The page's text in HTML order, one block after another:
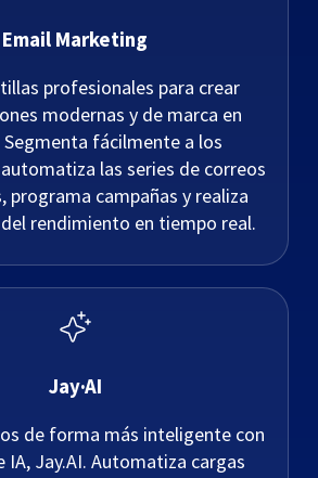
Email Marketing
profesionales para crear
modernas y de marca en
fácilmente a los
las series de correos
programa campañas y realiza
rendimiento en tiempo real.
Jay·AI
de forma más inteligente con
IA, Jay.AI. Automatiza cargas